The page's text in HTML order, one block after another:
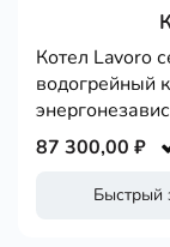
Котел Lavoro
водогрейный
Быстрый
87 300,00 ₽